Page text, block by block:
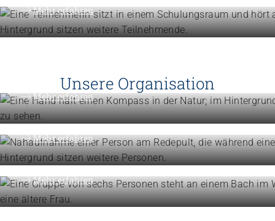
Mehr erfahren
Unsere Organisation
Mehr erfahren
Engagement
Politik und Positionen
Mehr erfahren
Organisation
Die Föderation im Überblick
Mehr erfahren